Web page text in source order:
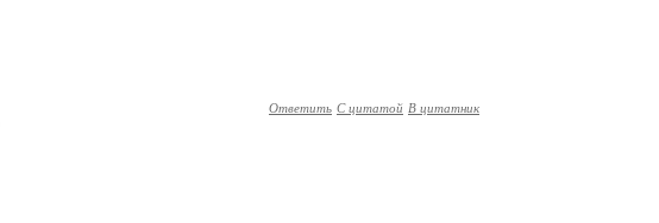
Ответить С цитатой В цитатник